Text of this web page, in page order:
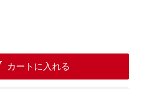
カートに入れる